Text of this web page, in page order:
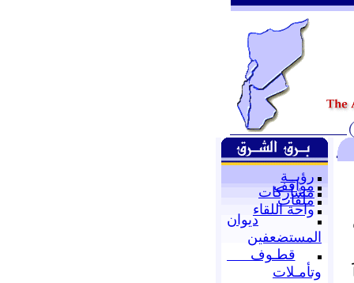
رؤيــة
مواقف
مشاركات
ملفات
واحة اللقاء
ديوان
المستضعفين
قطـوف
وتأمـلات